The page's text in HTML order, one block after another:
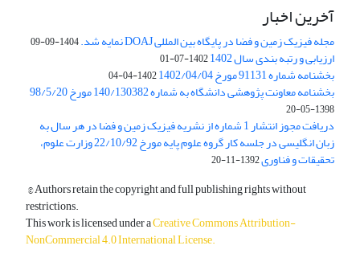
آخرین اخبار
مجله فیزیک زمین و فضا در پایگاه بین المللی DOAJ نمایه شد. 1404-09-09
ارزیابی و رتبه بندی سال 1402 1402-07-01
بخشنامه شماره 91131 مورخ 1402/04/04 1402-04-04
بخشنامه معاونت پژوهشی دانشگاه به شماره 140/130382 مورخ 98/5/20
1398-05-20
دریافت مجوز انتشار 1 شماره از نشریه فیزیک زمین و فضا در هر سال به
زبان انگلیسی در جلسه کار گروه علوم پایه مورخ 22/10/92 وزارت علوم،
تحقیقات و فناوری1392-11-20
© Authors retain the copyright and full publishing rights without
restrictions.
This work is licensed under aCreative Commons Attribution-
NonCommercial 4.0 International License.